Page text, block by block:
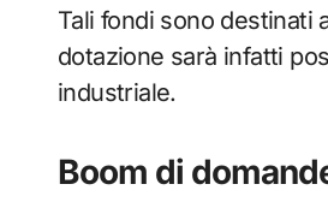
Tali fondi sono destinati
dotazione sarà infatti
industriale.
Boom di